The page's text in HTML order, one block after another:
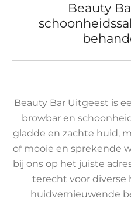
Beauty
Beauty Bar Uitgeest is
browbar en
gladde en zachte huid,
of mooie en sprekende
bij ons op het juiste
terecht voor
huidvernieuwende